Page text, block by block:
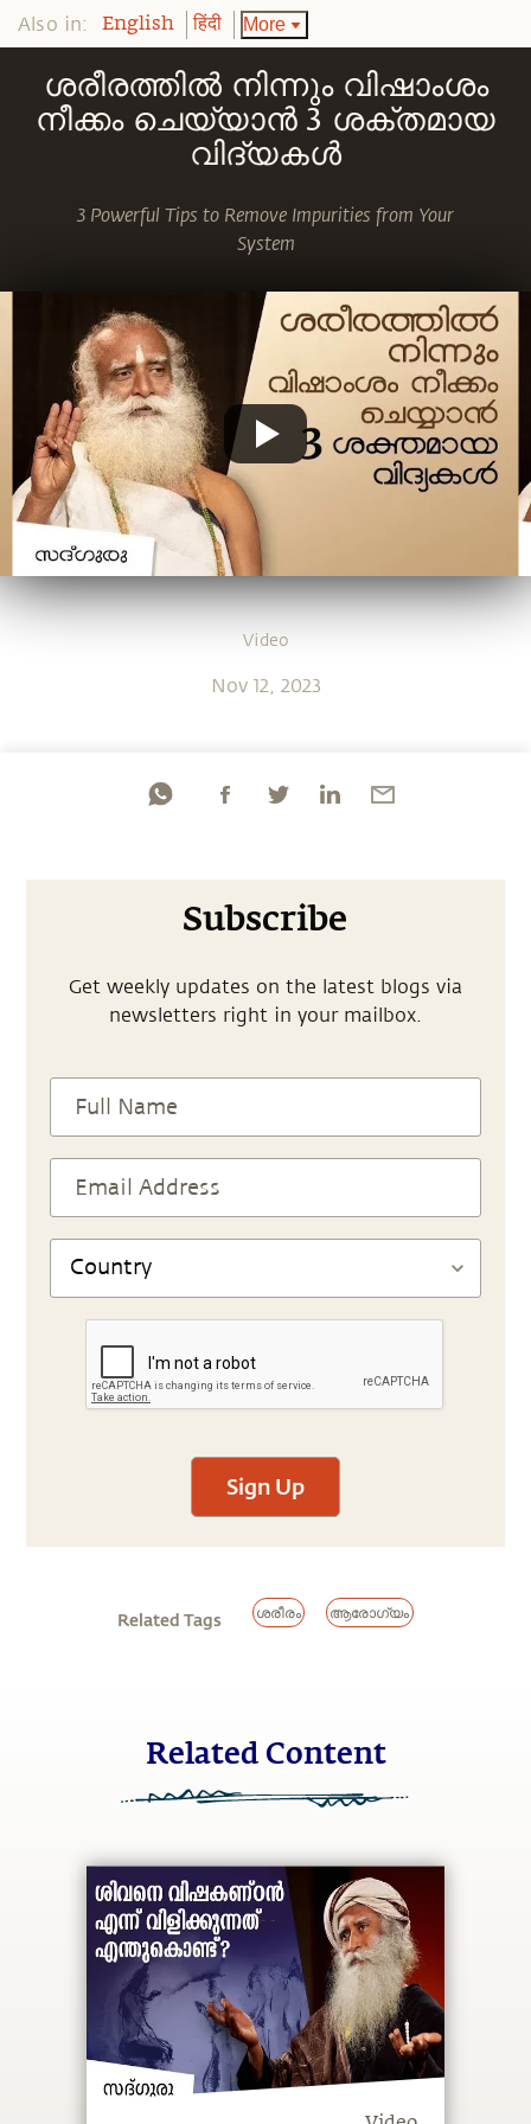
Also in: English हिंदी More
ശരീരത്തിൽ നിന്നും വിഷാംശം
നീക്കം ചെയ്യാൻ 3 ശക്തമായ
വിദ്യകൾ
3 Powerful Tips to Remove Impurities from Your
System
Video
Nov 12, 2023
Subscribe
Get weekly updates on the latest blogs via
newsletters right in your mailbox.
Sign Up
Related Tags ശരീരം ആരോഗ്യം
Related Content